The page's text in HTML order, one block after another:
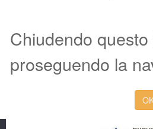
Chiudendo
proseguendo la